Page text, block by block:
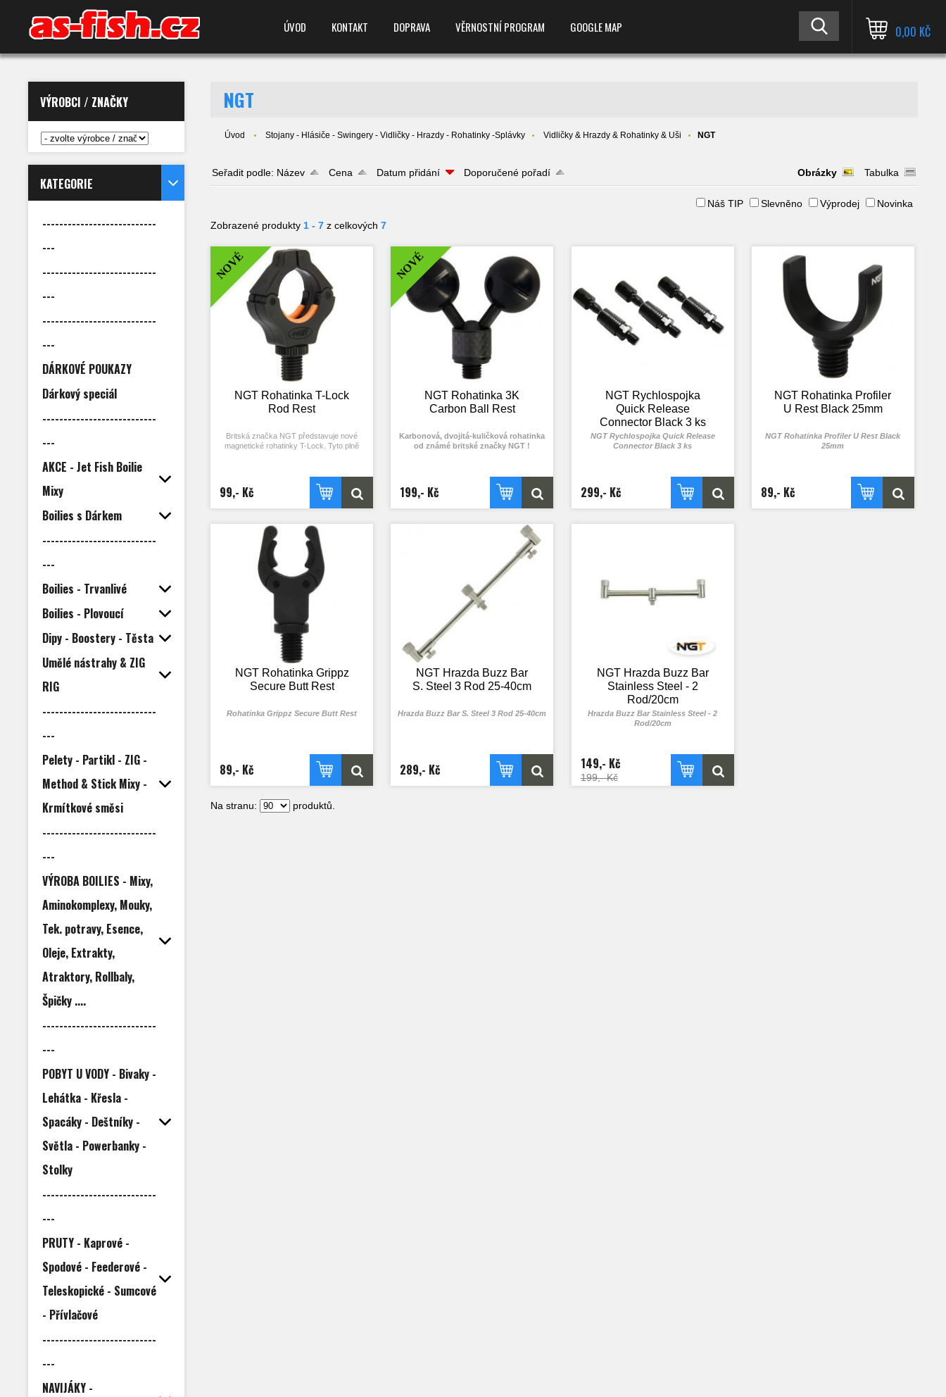
ÚVOD KONTAKT DOPRAVA VĚRNOSTNÍ PROGRAM GOOGLE MAP 0,00 KČ
VÝROBCI / ZNAČKY
KATEGORIE
---------------------------
---
---------------------------
---
---------------------------
---
DÁRKOVÉ POUKAZY
Dárkový speciál
---------------------------
---
AKCE - Jet Fish Boilie
Mixy
Boilies s Dárkem
---------------------------
---
Boilies - Trvanlivé
Boilies - Plovoucí
Dipy - Boostery - Těsta
Umělé nástrahy & ZIG
RIG
---------------------------
---
Pelety - Partikl - ZIG -
Method & Stick Mixy -
Krmítkové směsi
---------------------------
---
VÝROBA BOILIES - Mixy,
Aminokomplexy, Mouky,
Tek. potravy, Esence,
Oleje, Extrakty,
Atraktory, Rollbaly,
Špičky ....
---------------------------
---
POBYT U VODY - Bivaky -
Lehátka - Křesla -
Spacáky - Deštníky -
Světla - Powerbanky -
Stolky
---------------------------
---
PRUTY - Kaprové -
Spodové - Feederové -
Teleskopické - Sumcové
- Přívlačové
---------------------------
---
NAVIJÁKY -
NGT
Úvod Stojany - Hlásiče - Swingery - Vidličky - Hrazdy - Rohatinky -Splávky Vidličky & Hrazdy & Rohatinky & Uši NGT
Seřadit podle: Název Cena Datum přidání Doporučené pořadí Obrázky Tabulka
Náš TIP Slevněno Výprodej
Novinka
Zobrazené produkty 1 - 7 z celkových7
NOVÉ
NGT Rohatinka T-Lock
Rod Rest
Britská značka NGT představuje nové
magnetické rohatinky T-Lock. Tyto plně
čelistech spolehlivě udrží vaše kaprové
pruty a při záběru a následné manipulaci s
prutem je bez problémů okamžitě uvolní.
Nylonový materiál
M 3/8 Plastový závit s pojistným
kroužkem
Vhodné pro pruty o průměru do 22
mm
Gumové vložky pro ochranu prutů
99,- Kč
NOVÉ
NGT Rohatinka 3K
Carbon Ball Rest
Karbonová, dvojitá-kuličková rohatinka
od známé britské značky NGT !
kvalitních karbonových vláken označených
3K, díky tomu je rohatinka velice lehká, ale
zároveň dostatečně pevná aby spolehlivě
199,- Kč
NGT Rychlospojka
Quick Release
Connector Black 3 ks
NGT Rychlospojka Quick Release
Connector Black 3 ks
299,- Kč
NGT Rohatinka Profiler
U Rest Black 25mm
NGT Rohatinka Profiler U Rest Black
25mm
89,- Kč
NGT Rohatinka Grippz
Secure Butt Rest
Rohatinka Grippz Secure Butt Rest
89,- Kč
NGT Hrazda Buzz Bar
S. Steel 3 Rod 25-40cm
Hrazda Buzz Bar S. Steel 3 Rod 25-40cm
289,- Kč
NGT Hrazda Buzz Bar
Stainless Steel - 2
Rod/20cm
Hrazda Buzz Bar Stainless Steel - 2
Rod/20cm
149,- Kč
199,- Kč
Na stranu: produktů.